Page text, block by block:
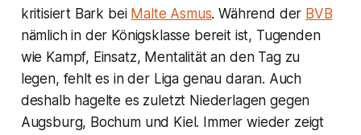
kritisiert Bark bei Malte Asmus. Während der BVB
nämlich in der Königsklasse bereit ist, Tugenden
wie Kampf, Einsatz, Mentalität an den Tag zu
legen, fehlt es in der Liga genau daran. Auch
deshalb hagelte es zuletzt Niederlagen gegen
Augsburg, Bochum und Kiel. Immer wieder zeigt